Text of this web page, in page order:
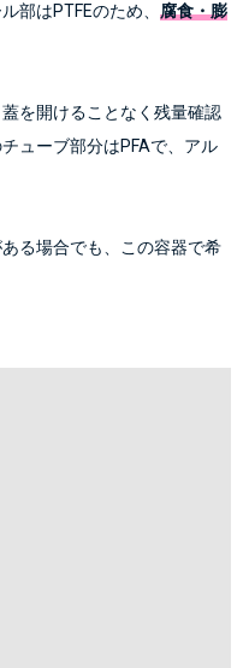
部はPTFEのため、 腐食・膨
を開けることなく残量確認
ューブ部分はPFAで、アル
る場合でも、この容器で希